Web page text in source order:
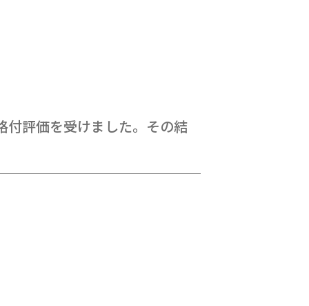
付評価を受けました。その結